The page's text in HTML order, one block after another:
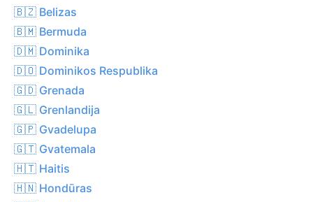
🇧🇿 Belizas
🇧🇲 Bermuda
🇩🇲 Dominika
🇩🇴 Dominikos Respublika
🇬🇩 Grenada
🇬🇱 Grenlandija
🇬🇵 Gvadelupa
🇬🇹 Gvatemala
🇭🇹 Haitis
🇭🇳 Hondūras